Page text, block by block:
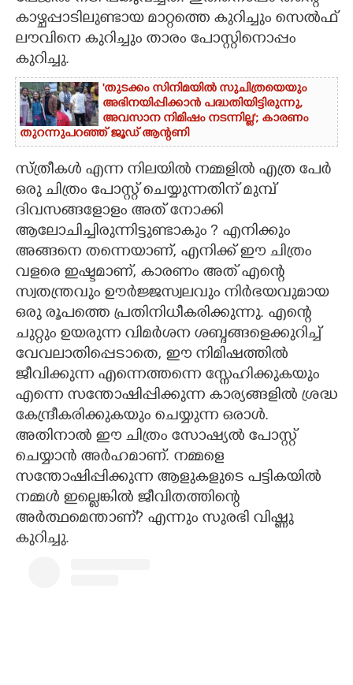
കാഴ്ചപ്പാടിലുണ്ടായ മാറ്റത്തെ കുറിച്ചും സെൽഫ്
ലൗവിനെ കുറിച്ചും താരം പോസ്റ്റിനൊപ്പം
കുറിച്ചു.
'തുടക്കം സിനിമയിൽ സുചിത്രയെയും
അഭിനയിപ്പിക്കാൻ പദ്ധതിയിട്ടിരുന്നു,​
അവസാന നിമിഷം നടന്നില്ല'; കാരണം
തുറന്നുപറഞ്ഞ് ജൂഡ് ആന്റണി
സ്ത്രീകൾ എന്ന നിലയിൽ നമ്മളിൽ എത്ര പേർ
ഒരു ചിത്രം പോസ്റ്റ് ചെയ്യുന്നതിന് മുമ്പ്
ദിവസങ്ങളോളം അത് നോക്കി
ആലോചിച്ചിരുന്നിട്ടുണ്ടാകും ? എനിക്കും
അങ്ങനെ തന്നെയാണ്, എനിക്ക് ഈ ചിത്രം
വളരെ ഇഷ്ടമാണ്, കാരണം അത് എന്റെ
സ്വതന്ത്രവും ഊർജ്ജസ്വലവും നിർഭയവുമായ
ഒരു രൂപത്തെ പ്രതിനിധീകരിക്കുന്നു. എന്റെ
ചുറ്റും ഉയരുന്ന വിമർശന ശബ്ദങ്ങളെക്കുറിച്ച്
വേവലാതിപ്പെടാതെ,​ ഈ നിമിഷത്തിൽ
ജീവിക്കുന്ന എന്നെത്തന്നെ സ്നേഹിക്കുകയും
എന്നെ സന്തോഷിപ്പിക്കുന്ന കാര്യങ്ങളിൽ ശ്രദ്ധ
കേന്ദ്രീകരിക്കുകയും ചെയ്യുന്ന ഒരാൾ.
അതിനാൽ ഈ ചിത്രം സോഷ്യൽ പോസ്റ്റ്
ചെയ്യാൻ അർഹമാണ്. നമ്മളെ
സന്തോഷിപ്പിക്കുന്ന ആളുകളുടെ പട്ടികയിൽ
നമ്മൾ ഇല്ലെങ്കിൽ ജീവിതത്തിന്റെ
അർത്ഥമെന്താണ്? എന്നും സുരഭി വിഷ്ണു
കുറിച്ചു.